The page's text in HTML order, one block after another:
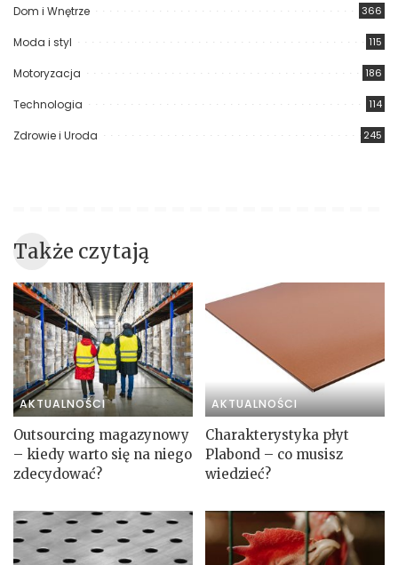
Dom i Wnętrze 366
Moda i styl 115
Motoryzacja 186
Technologia 114
Zdrowie i Uroda 245
Także czytają
AKTUALNOŚCI
Outsourcing magazynowy
– kiedy warto się na niego
zdecydować?
AKTUALNOŚCI
Charakterystyka płyt
Plabond – co musisz
wiedzieć?